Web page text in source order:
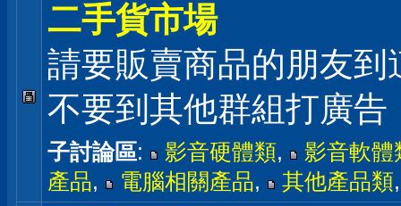
二手貨市場
請要販賣商品的朋友到
不要到其他群組打廣告
子討論區: 影音硬體類,
影音軟體
產品, 電腦相關產品, 其他產品類